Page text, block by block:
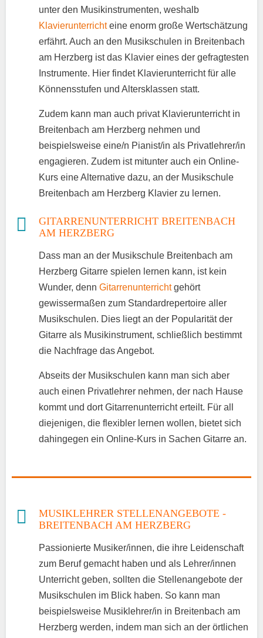
unter den Musikinstrumenten, weshalb
Klavierunterrichteine enorm große Wertschätzung
erfährt. Auch an den Musikschulen in Breitenbach
am Herzberg ist das Klavier eines der gefragtesten
Instrumente. Hier findet Klavierunterricht für alle
Könnensstufen und Altersklassen statt.
Zudem kann man auch privat Klavierunterricht in
Breitenbach am Herzberg nehmen und
beispielsweise eine/n Pianist/in als Privatlehrer/in
engagieren. Zudem ist mitunter auch ein Online-
Kurs eine Alternative dazu, an der Musikschule
Breitenbach am Herzberg Klavier zu lernen.
GITARRENUNTERRICHT BREITENBACH
AM HERZBERG
Dass man an der Musikschule Breitenbach am
Herzberg Gitarre spielen lernen kann, ist kein
Wunder, denn Gitarrenunterrichtgehört
gewissermaßen zum Standardrepertoire aller
Musikschulen. Dies liegt an der Popularität der
Gitarre als Musikinstrument, schließlich bestimmt
die Nachfrage das Angebot.
Abseits der Musikschulen kann man sich aber
auch einen Privatlehrer nehmen, der nach Hause
kommt und dort Gitarrenunterricht erteilt. Für all
diejenigen, die flexibler lernen wollen, bietet sich
dahingegen ein Online-Kurs in Sachen Gitarre an.
MUSIKLEHRER STELLENANGEBOTE -
BREITENBACH AM HERZBERG
Passionierte Musiker/innen, die ihre Leidenschaft
zum Beruf gemacht haben und als Lehrer/innen
Unterricht geben, sollten die Stellenangebote der
Musikschulen im Blick haben. So kann man
beispielsweise Musiklehrer/in in Breitenbach am
Herzberg werden, indem man sich an der örtlichen